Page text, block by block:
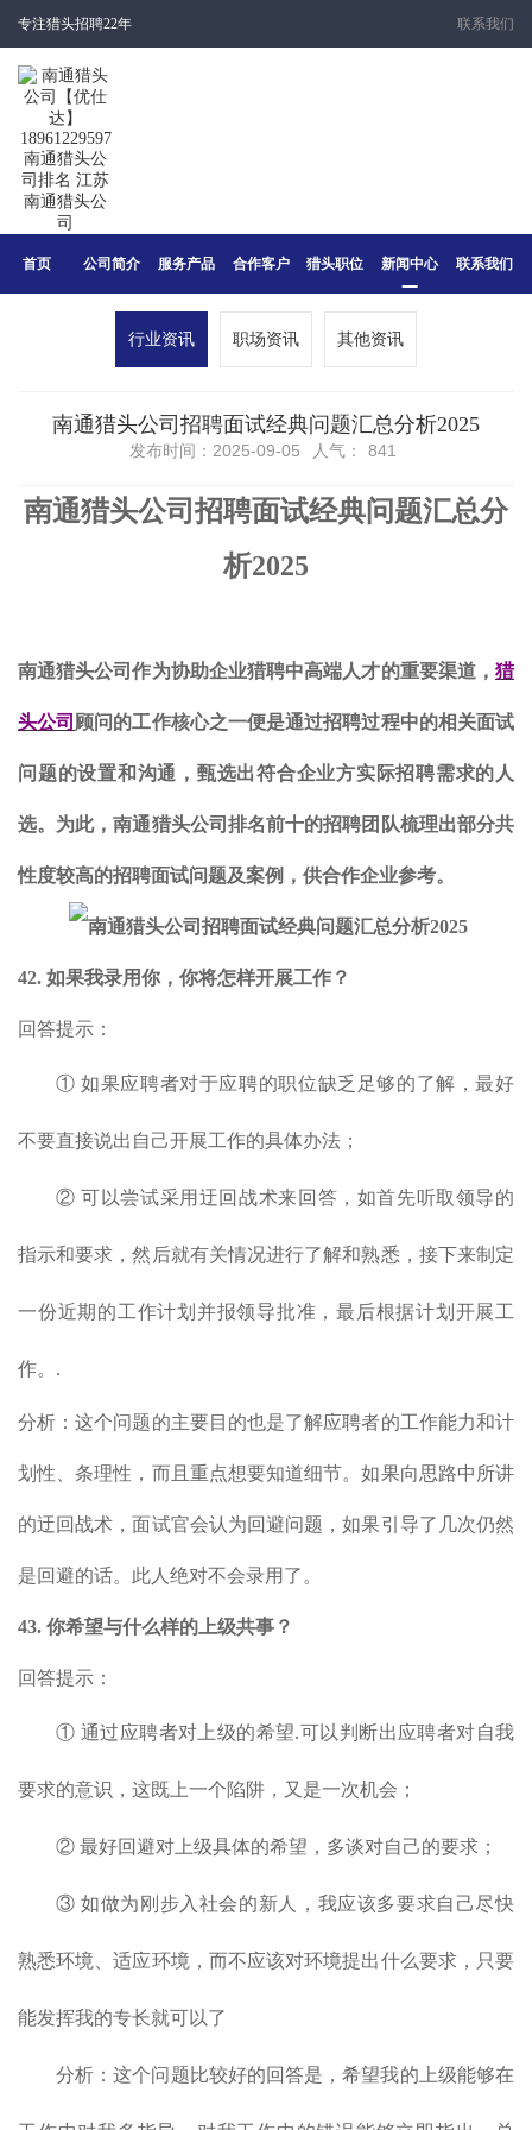
专注猎头招聘22年 联系我们
首页 公司简介 服务产品 合作客户 猎头职位 新闻中心 联系我们
行业资讯 职场资讯 其他资讯
南通猎头公司招聘面试经典问题汇总分析2025
发布时间：2025-09-05 人气： 841
南通猎头公司招聘面试经典问题汇总分
析2025
南通猎头公司作为协助企业猎聘中高端人才的重要渠道， 猎
头公司 顾问的工作核心之一便是通过招聘过程中的相关面试
问题的设置和沟通，甄选出符合企业方实际招聘需求的人
选。为此，南通猎头公司排名前十的招聘团队梳理出部分共
性度较高的招聘面试问题及案例，供合作企业参考。
42. 如果我录用你，你将怎样开展工作？
回答提示：
① 如果应聘者对于应聘的职位缺乏足够的了解，最好
不要直接说出自己开展工作的具体办法；
② 可以尝试采用迂回战术来回答，如首先听取领导的
指示和要求，然后就有关情况进行了解和熟悉，接下来制定
一份近期的工作计划并报领导批准，最后根据计划开展工
作。.
分析：这个问题的主要目的也是了解应聘者的工作能力和计
划性、条理性，而且重点想要知道细节。如果向思路中所讲
的迂回战术，面试官会认为回避问题，如果引导了几次仍然
是回避的话。此人绝对不会录用了。
43. 你希望与什么样的上级共事？
回答提示：
① 通过应聘者对上级的希望.可以判断出应聘者对自我
要求的意识，这既上一个陷阱，又是一次机会；
② 最好回避对上级具体的希望，多谈对自己的要求；
③ 如做为刚步入社会的新人，我应该多要求自己尽快
熟悉环境、适应环境，而不应该对环境提出什么要求，只要
能发挥我的专长就可以了
分析：这个问题比较好的回答是，希望我的上级能够在